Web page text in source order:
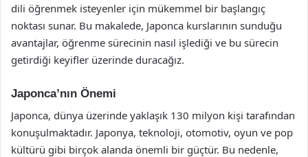
dili öğrenmek isteyenler için mükemmel bir başlangıç
noktası sunar. Bu makalede, Japonca kurslarının sunduğu
avantajlar, öğrenme sürecinin nasıl işlediği ve bu sürecin
getirdiği keyifler üzerinde duracağız.
Japonca’nın Önemi
Japonca, dünya üzerinde yaklaşık 130 milyon kişi tarafından
konuşulmaktadır. Japonya, teknoloji, otomotiv, oyun ve pop
kültürü gibi birçok alanda önemli bir güçtür. Bu nedenle,